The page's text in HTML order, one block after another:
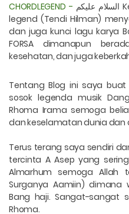
CHORDLEGEND - السلام عليكم
legend (Tendi Hilman)
dan juga kunci lagu karya
FORSA dimanapun
kesehatan, dan juga
Tentang Blog ini saya
sosok legenda musik
Rhoma Irama semoga
dan keselamatan dunia dan
Terus terang saya sendiri
tercinta A Asep yang
Almarhum semoga Allah
Surganya Aamiin) dimana
Bang haji. Sangat-sangat
Rhoma.